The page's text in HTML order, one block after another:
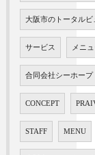
大阪市のトータルビ
サービス メニュ
合同会社シーホープ
CONCEPT
STAFF MENU